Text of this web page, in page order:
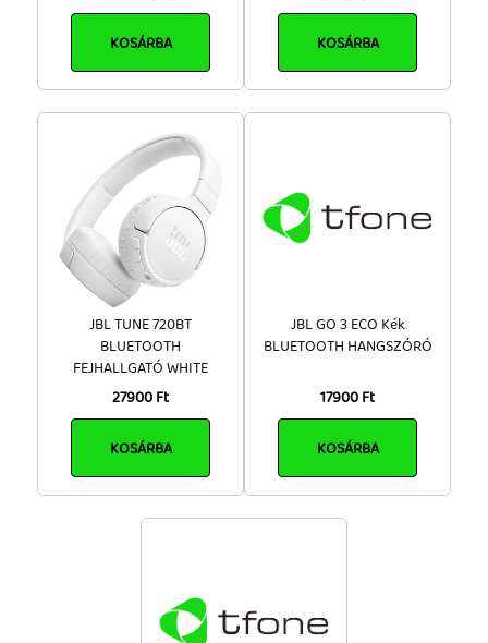
KOSÁRBA KOSÁRBA
JBL TUNE 720BT
BLUETOOTH
FEJHALLGATÓ WHITE
27900 Ft
KOSÁRBA
JBL GO 3 ECO Kék
BLUETOOTH HANGSZÓRÓ
17900 Ft
KOSÁRBA